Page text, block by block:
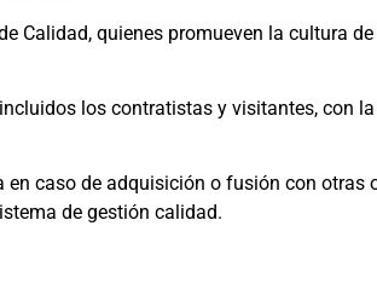
Calidad, quienes promueven la cultura
los contratistas y visitantes, con
caso de adquisición o fusión con otras
de gestión calidad.